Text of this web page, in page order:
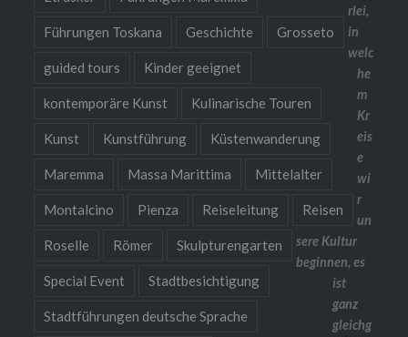
Führungen Toskana Geschichte Grosseto
guided tours Kinder geeignet
kontemporäre Kunst Kulinarische Touren
Kunst Kunstführung Küstenwanderung
Maremma Massa Marittima Mittelalter
Montalcino Pienza Reiseleitung Reisen
Roselle Römer Skulpturengarten
Special Event Stadtbesichtigung
Stadtführungen deutsche Sprache
rlei,
in
welc
he
m
Kr
eis
e
wi
r
un
sere Kultur
beginnen, es
ist
ganz
gleichg